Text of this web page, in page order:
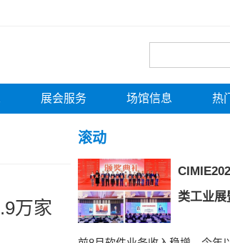
展会服务 场馆信息 热
万家
滚动
类工业展